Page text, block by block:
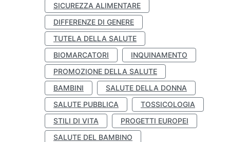
SICUREZZA ALIMENTARE
DIFFERENZE DI GENERE
TUTELA DELLA SALUTE
BIOMARCATORI
INQUINAMENTO
PROMOZIONE DELLA SALUTE
BAMBINI
SALUTE DELLA DONNA
SALUTE PUBBLICA
TOSSICOLOGIA
STILI DI VITA
PROGETTI EUROPEI
SALUTE DEL BAMBINO